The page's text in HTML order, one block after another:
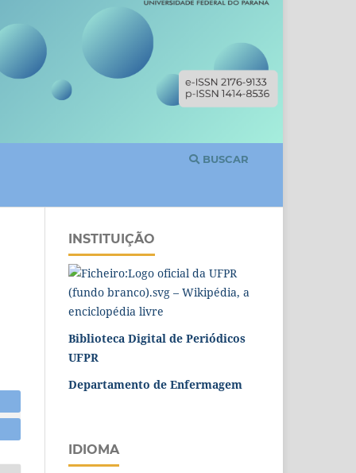
BUSCAR
INSTITUIÇÃO
Biblioteca Digital de Periódicos
UFPR
Departamento de Enfermagem
IDIOMA